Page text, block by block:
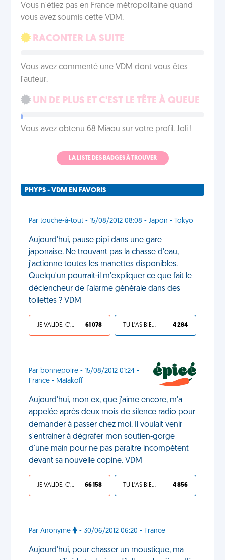
Vous n'étiez pas en France métropolitaine quand
vous avez soumis cette VDM.
RACONTER LA SUITE
Vous avez commenté une VDM dont vous êtes
l'auteur.
UN DE PLUS ET C'EST LE TÊTE À QUEUE
Vous avez obtenu 68 Miaou sur votre profil. Joli !
LA LISTE DES BADGES À TROUVER
PHYPS - VDM EN FAVORIS
Par touche-à-tout - 15/08/2012 08:08 - Japon - Tokyo
Aujourd'hui, pause pipi dans une gare
japonaise. Ne trouvant pas la chasse d'eau,
j'actionne toutes les manettes disponibles.
Quelqu'un pourrait-il m'expliquer ce que fait le
déclencheur de l'alarme générale dans des
toilettes ? VDM
JE VALIDE, C'EST UNE VDM 61 078 TU L'AS BIEN MÉRITÉ 4 284
Par bonnepoire - 15/08/2012 01:24 -
France - Malakoff
Aujourd'hui, mon ex, que j'aime encore, m'a
appelée après deux mois de silence radio pour
demander à passer chez moi. Il voulait venir
s'entrainer à dégrafer mon soutien-gorge
d'une main pour ne pas paraitre incompétent
devant sa nouvelle copine. VDM
JE VALIDE, C'EST UNE VDM 66 158 TU L'AS BIEN MÉRITÉ 4 856
Par Anonyme - 30/06/2012 06:20 - France
Aujourd'hui, pour chasser un moustique, ma